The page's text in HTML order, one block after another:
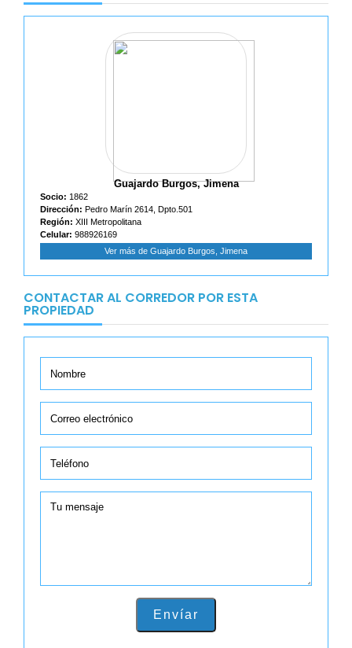
Guajardo Burgos, Jimena
Socio: 1862
Dirección: Pedro Marín 2614, Dpto.501
Región: XIII Metropolitana
Celular: 988926169
Ver más de Guajardo Burgos, Jimena
CONTACTAR AL CORREDOR POR ESTA
PROPIEDAD
Envíar